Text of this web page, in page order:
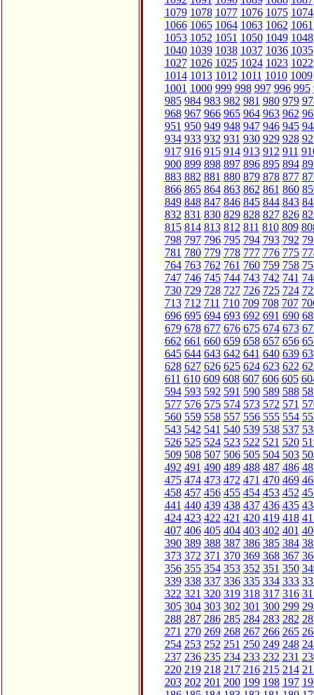
1079 1078 1077 1076 1075 1074
1066 1065 1064 1063 1062 1061
1053 1052 1051 1050 1049 1048
1040 1039 1038 1037 1036 1035
1027 1026 1025 1024 1023 1022
1014 1013 1012 1011 1010 1009
1001 1000 999 998 997 996 995
985 984 983 982 981 980 979
968 967 966 965 964 963 962
951 950 949 948 947 946 945
934 933 932 931 930 929 928
917 916 915 914 913 912 911
900 899 898 897 896 895 894
883 882 881 880 879 878 877
866 865 864 863 862 861 860
849 848 847 846 845 844 843
832 831 830 829 828 827 826
815 814 813 812 811 810 809
798 797 796 795 794 793 792
781 780 779 778 777 776 775
764 763 762 761 760 759 758
747 746 745 744 743 742 741
730 729 728 727 726 725 724
713 712 711 710 709 708 707
696 695 694 693 692 691 690
679 678 677 676 675 674 673
662 661 660 659 658 657 656
645 644 643 642 641 640 639
628 627 626 625 624 623 622
611 610 609 608 607 606 605
594 593 592 591 590 589 588
577 576 575 574 573 572 571
560 559 558 557 556 555 554
543 542 541 540 539 538 537
526 525 524 523 522 521 520
509 508 507 506 505 504 503
492 491 490 489 488 487 486
475 474 473 472 471 470 469
458 457 456 455 454 453 452
441 440 439 438 437 436 435
424 423 422 421 420 419 418
407 406 405 404 403 402 401
390 389 388 387 386 385 384
373 372 371 370 369 368 367
356 355 354 353 352 351 350
339 338 337 336 335 334 333
322 321 320 319 318 317 316
305 304 303 302 301 300 299
288 287 286 285 284 283 282
271 270 269 268 267 266 265
254 253 252 251 250 249 248
237 236 235 234 233 232 231
220 219 218 217 216 215 214
203 202 201 200 199 198 197